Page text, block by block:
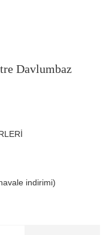
Davlumbaz
indirimi)